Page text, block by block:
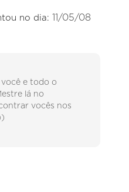
no dia: 11/05/08
e todo o
lá no
vocês nos